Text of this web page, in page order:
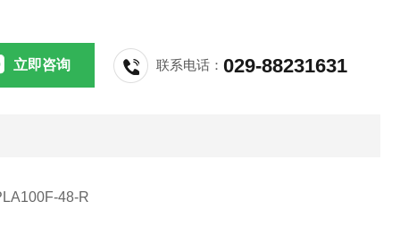
立即咨询 联系电话：029-88231631
48-R